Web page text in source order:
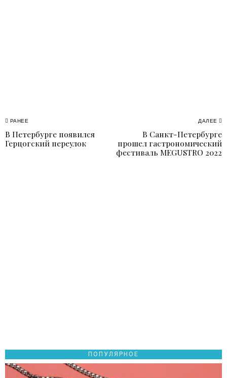
Навигация
по
РАНЕЕ
Previous
post:
В Петербурге появился
Герцогский переулок
ДАЛЕЕ
В Санкт-Петербурге
прошел гастрономический
фестиваль MEGUSTRO 2022
ПОПУЛЯРНОЕ